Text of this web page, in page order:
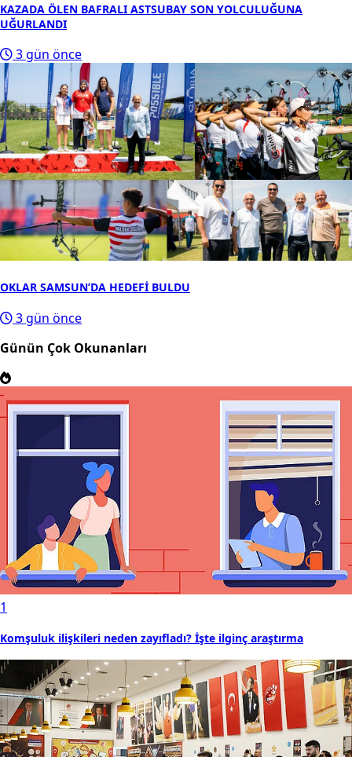
KAZADA ÖLEN BAFRALI ASTSUBAY SON YOLCULUĞUNA
UĞURLANDI
3 gün önce
OKLAR SAMSUN’DA HEDEFİ BULDU
3 gün önce
Günün Çok Okunanları
1
Komşuluk ilişkileri neden zayıfladı? İşte ilginç araştırma